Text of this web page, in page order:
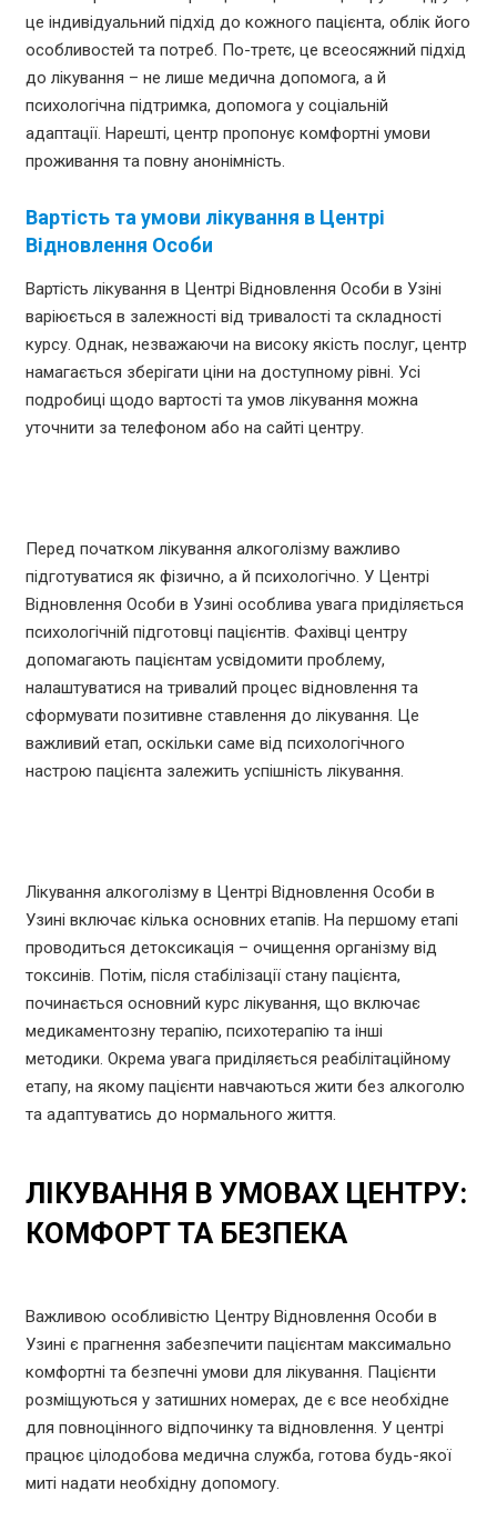
це індивідуальний підхід до кожного пацієнта, облік його
особливостей та потреб. По-третє, це всеосяжний підхід
до лікування – не лише медична допомога, а й
психологічна підтримка, допомога у соціальній
адаптації. Нарешті, центр пропонує комфортні умови
проживання та повну анонімність.
Вартість та умови лікування в Центрі
Відновлення Особи
Вартість лікування в Центрі Відновлення Особи в Узіні
варіюється в залежності від тривалості та складності
курсу. Однак, незважаючи на високу якість послуг, центр
намагається зберігати ціни на доступному рівні. Усі
подробиці щодо вартості та умов лікування можна
уточнити за телефоном або на сайті центру.
Перед початком лікування алкоголізму важливо
підготуватися як фізично, а й психологічно. У Центрі
Відновлення Особи в Узині особлива увага приділяється
психологічній підготовці пацієнтів. Фахівці центру
допомагають пацієнтам усвідомити проблему,
налаштуватися на тривалий процес відновлення та
сформувати позитивне ставлення до лікування. Це
важливий етап, оскільки саме від психологічного
настрою пацієнта залежить успішність лікування.
Лікування алкоголізму в Центрі Відновлення Особи в
Узині включає кілька основних етапів. На першому етапі
проводиться детоксикація – очищення організму від
токсинів. Потім, після стабілізації стану пацієнта,
починається основний курс лікування, що включає
медикаментозну терапію, психотерапію та інші
методики. Окрема увага приділяється реабілітаційному
етапу, на якому пацієнти навчаються жити без алкоголю
та адаптуватись до нормального життя.
ЛІКУВАННЯ В УМОВАХ ЦЕНТРУ:
КОМФОРТ ТА БЕЗПЕКА
Важливою особливістю Центру Відновлення Особи в
Узині є прагнення забезпечити пацієнтам максимально
комфортні та безпечні умови для лікування. Пацієнти
розміщуються у затишних номерах, де є все необхідне
для повноцінного відпочинку та відновлення. У центрі
працює цілодобова медична служба, готова будь-якої
миті надати необхідну допомогу.